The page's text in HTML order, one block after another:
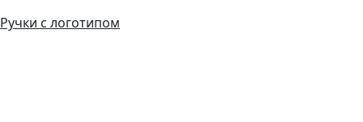
Ручки с логотипом